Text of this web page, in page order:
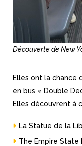
Découverte de New
Elles ont la chance
en bus « Double
Elles découvrent à
La Statue de la
The Empire State